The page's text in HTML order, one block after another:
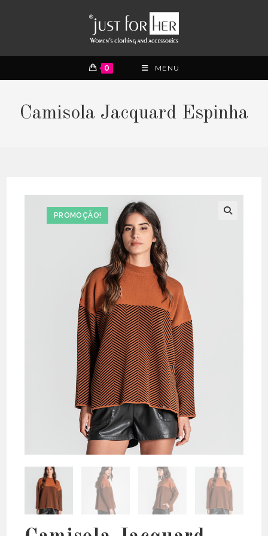
0 MENU
Camisola Jacquard Espinha
PROMOÇÃO!